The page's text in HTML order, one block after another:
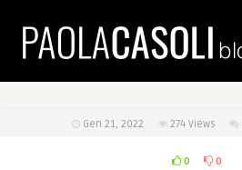
Gen 21, 2022 274 Views
0 0